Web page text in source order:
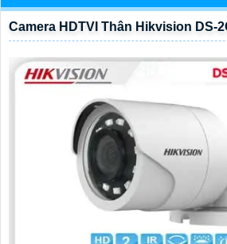
Camera HDTVI Thân Hikvision DS-